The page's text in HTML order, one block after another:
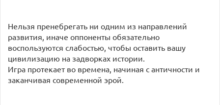
Нельзя пренебрегать ни одним из направлений
развития, иначе оппоненты обязательно
воспользуются слабостью, чтобы оставить вашу
цивилизацию на задворках истории.
Игра протекает во времена, начиная с античности и
заканчивая современной эрой.